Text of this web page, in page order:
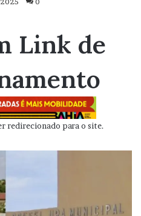
Link de
redirecionado para o site.